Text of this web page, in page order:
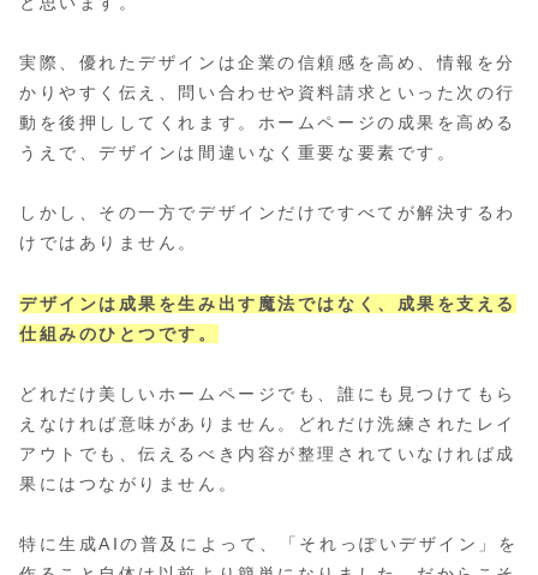
実際、優れたデザインは企業の信頼感を高め、情報を分
かりやすく伝え、問い合わせや資料請求といった次の行
動を後押ししてくれます。ホームページの成果を高める
うえで、デザインは間違いなく重要な要素です。
しかし、その一方でデザインだけですべてが解決するわ
けではありません。
デザインは成果を生み出す魔法ではなく、成果を支える
仕組みのひとつです。
どれだけ美しいホームページでも、誰にも見つけてもら
えなければ意味がありません。どれだけ洗練されたレイ
アウトでも、伝えるべき内容が整理されていなければ成
果にはつながりません。
特に生成AIの普及によって、「それっぽいデザイン」を